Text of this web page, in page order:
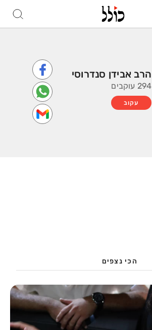
הרב אבידן סנדרוסי
294 עוקבים
עקוב
הכי נצפים